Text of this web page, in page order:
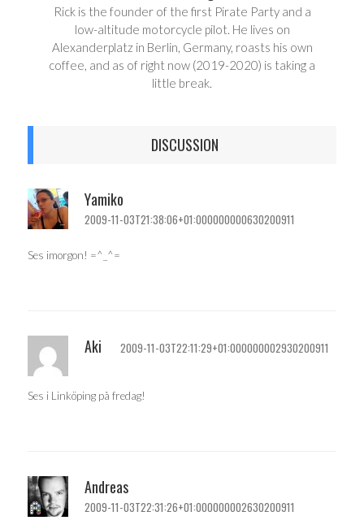
Rick is the founder of the first Pirate Party and a
low-altitude motorcycle pilot. He lives on
Alexanderplatz in Berlin, Germany, roasts his own
coffee, and as of right now (2019-2020) is taking a
little break.
DISCUSSION
Yamiko
2009-11-03T21:38:06+01:000000000630200911
Ses imorgon! =^_^=
Aki 2009-11-03T22:11:29+01:000000002930200911
Ses i Linköping på fredag!
Andreas
2009-11-03T22:31:26+01:000000002630200911